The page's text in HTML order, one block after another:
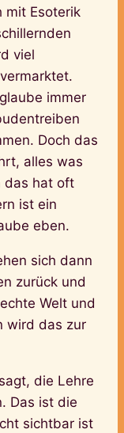
mit Esoterik
viel
immer
Doch das
alles was
das hat oft
ist ein
eben.
sich dann
zurück und
Welt und
wird das zur
die Lehre
Das ist die
sichtbar ist